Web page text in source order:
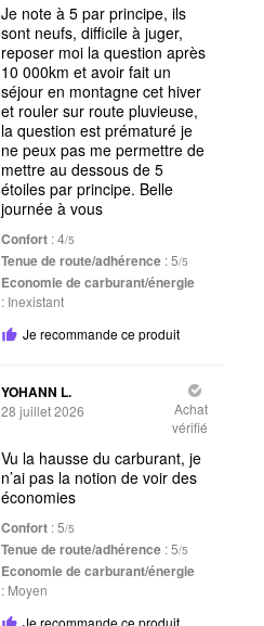
Je note à 5 par principe, ils
sont neufs, difficile à juger,
reposer moi la question après
10 000km et avoir fait un
séjour en montagne cet hiver
et rouler sur route pluvieuse,
la question est prématuré je
ne peux pas me permettre de
mettre au dessous de 5
étoiles par principe. Belle
journée à vous
Confort : 4/5
Tenue de route/adhérence : 5/5
Economie de carburant/énergie
: Inexistant
Je recommande ce produit
YOHANN L.
28 juillet 2026
Achat
vérifié
Vu la hausse du carburant, je
n’ai pas la notion de voir des
économies
Confort : 5/5
Tenue de route/adhérence : 5/5
Economie de carburant/énergie
: Moyen
Je recommande ce produit